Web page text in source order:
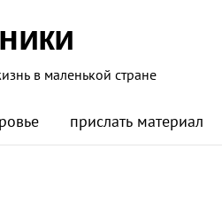
в маленькой стране
прислать материал